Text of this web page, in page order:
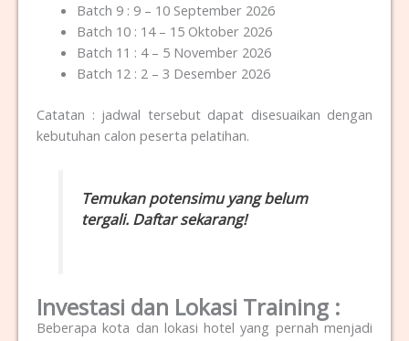
Batch 9 : 9 – 10 September 2026
Batch 10 : 14 – 15 Oktober 2026
Batch 11 : 4 – 5 November 2026
Batch 12 : 2 – 3 Desember 2026
Catatan : jadwal tersebut dapat disesuaikan dengan
kebutuhan calon peserta pelatihan.
Temukan potensimu yang belum
tergali. Daftar sekarang!
Investasi dan Lokasi Training :
Beberapa kota dan lokasi hotel yang pernah menjadi